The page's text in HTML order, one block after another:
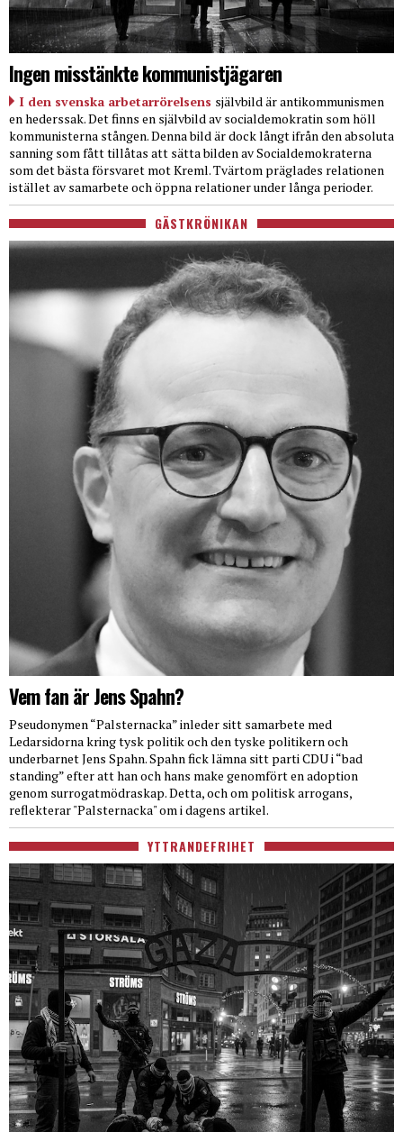
Ingen misstänkte kommunistjägaren
I den svenska arbetarrörelsens självbild är antikommunismen
en hederssak. Det finns en självbild av socialdemokratin som höll
kommunisterna stången. Denna bild är dock långt ifrån den absoluta
sanning som fått tillåtas att sätta bilden av Socialdemokraterna
som det bästa försvaret mot Kreml. Tvärtom präglades relationen
istället av samarbete och öppna relationer under långa perioder.
GÄSTKRÖNIKAN
Vem fan är Jens Spahn?
Pseudonymen “Palsternacka” inleder sitt samarbete med
Ledarsidorna kring tysk politik och den tyske politikern och
underbarnet Jens Spahn. Spahn fick lämna sitt parti CDU i “bad
standing” efter att han och hans make genomfört en adoption
genom surrogatmödraskap. Detta, och om politisk arrogans,
reflekterar "Palsternacka" om i dagens artikel.
YTTRANDEFRIHET